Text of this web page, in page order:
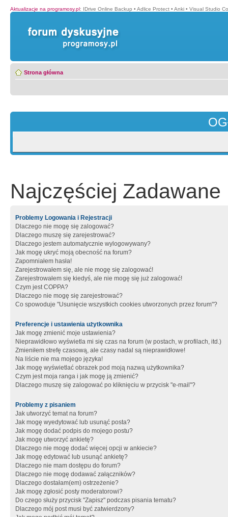
Aktualizacje na programosy.pl: IDrive Online Backup • Adlice Protect • Anki • Visual Studio
Strona główna
Najczęściej Zadawane
Problemy Logowania i Rejestracji
Dlaczego nie mogę się zalogować?
Dlaczego muszę się zarejestrować?
Dlaczego jestem automatycznie wylogowywany?
Jak mogę ukryć moją obecność na forum?
Zapomniałem hasła!
Zarejestrowałem się, ale nie mogę się zalogować!
Zarejestrowałem się kiedyś, ale nie mogę się już zalogować!
Czym jest COPPA?
Dlaczego nie mogę się zarejestrować?
Co spowoduje "Usunięcie wszystkich cookies utworzonych przez forum"?
Preferencje i ustawienia użytkownika
Jak mogę zmienić moje ustawienia?
Nieprawidłowo wyświetla mi się czas na forum (w postach, w profilach, itd.)
Zmieniłem strefę czasową, ale czasy nadal są nieprawidłowe!
Na liście nie ma mojego języka!
Jak mogę wyświetlać obrazek pod moją nazwą użytkownika?
Czym jest moja ranga i jak mogę ją zmienić?
Dlaczego muszę się zalogować po kliknięciu w przycisk "e-mail"?
Problemy z pisaniem
Jak utworzyć temat na forum?
Jak mogę wyedytować lub usunąć posta?
Jak mogę dodać podpis do mojego postu?
Jak mogę utworzyć ankietę?
Dlaczego nie mogę dodać więcej opcji w ankiecie?
Jak mogę edytować lub usunąć ankietę?
Dlaczego nie mam dostępu do forum?
Dlaczego nie mogę dodawać załączników?
Dlaczego dostałam(em) ostrzeżenie?
Jak mogę zgłosić posty moderatorowi?
Do czego służy przycisk "Zapisz" podczas pisania tematu?
Dlaczego mój post musi być zatwierdzony?